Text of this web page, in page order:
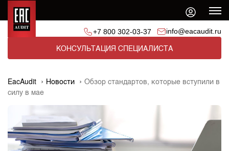
+7 800 302-03-37 info@eacaudit.ru
КОНСУЛЬТАЦИЯ СПЕЦИАЛИСТА
EacAudit Новости
Обзор стандартов, которые вступили в
силу в мае